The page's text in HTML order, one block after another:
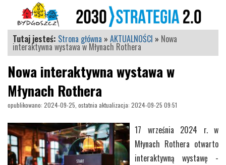
Tutaj jesteś: Strona główna » AKTUALNOŚCI » Nowa
interaktywna wystawa w Młynach Rothera
Nowa interaktywna wystawa w
Młynach Rothera
opublikowano: 2024-09-25, ostatnia aktualizacja: 2024-09-25 09:51
17 września 2024 r. w
Młynach Rothera otwarto
interaktywną wystawę -